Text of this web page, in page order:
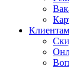
Клиентам